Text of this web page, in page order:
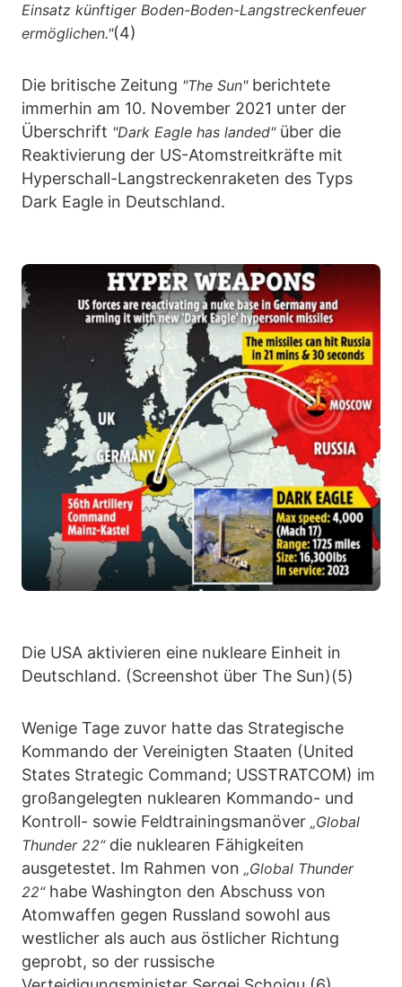
Einsatz künftiger Boden-Boden-Langstreckenfeuer
ermöglichen."(4)
Die britische Zeitung "The Sun"berichtete
immerhin am 10. November 2021 unter der
Überschrift "Dark Eagle has landed"über die
Reaktivierung der US-Atomstreitkräfte mit
Hyperschall-Langstreckenraketen des Typs
Dark Eagle in Deutschland.
Die USA aktivieren eine nukleare Einheit in
Deutschland. (Screenshot über The Sun)(5)
Wenige Tage zuvor hatte das Strategische
Kommando der Vereinigten Staaten (United
States Strategic Command; USSTRATCOM) im
großangelegten nuklearen Kommando- und
Kontroll- sowie Feldtrainingsmanöver „Global
Thunder 22“die nuklearen Fähigkeiten
ausgetestet. Im Rahmen von „Global Thunder
22“habe Washington den Abschuss von
Atomwaffen gegen Russland sowohl aus
westlicher als auch aus östlicher Richtung
geprobt, so der russische